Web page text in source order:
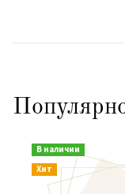
В наличии
Хит